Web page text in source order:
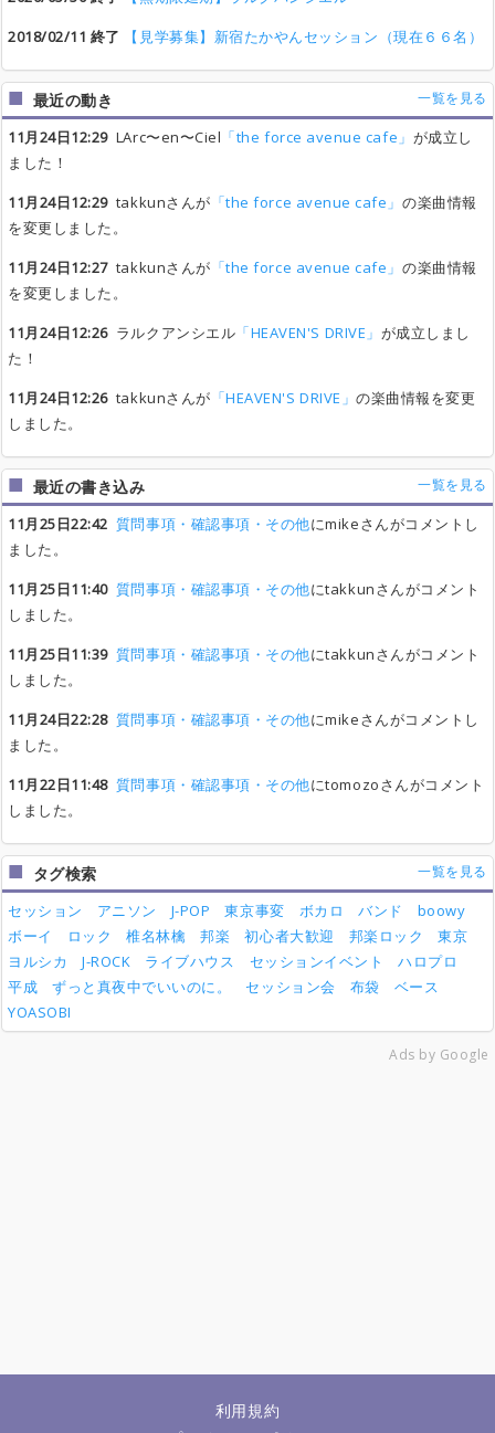
2018/02/11 終了
【見学募集】新宿たかやんセッション（現在６６名）
最近の動き 一覧を見る
11月24日12:29LArc〜en〜Ciel 「the force avenue cafe」 が成立し
ました！
11月24日12:29takkunさんが 「the force avenue cafe」の楽曲情報
を変更しました。
11月24日12:27takkunさんが 「the force avenue cafe」の楽曲情報
を変更しました。
11月24日12:26ラルクアンシエル 「HEAVEN'S DRIVE」 が成立しまし
た！
11月24日12:26takkunさんが 「HEAVEN'S DRIVE」の楽曲情報を変更
しました。
最近の書き込み 一覧を見る
11月25日22:42 質問事項・確認事項・その他にmikeさんがコメントし
ました。
11月25日11:40 質問事項・確認事項・その他にtakkunさんがコメント
しました。
11月25日11:39 質問事項・確認事項・その他にtakkunさんがコメント
しました。
11月24日22:28 質問事項・確認事項・その他にmikeさんがコメントし
ました。
11月22日11:48 質問事項・確認事項・その他にtomozoさんがコメント
しました。
タグ検索 一覧を見る
セッション アニソン J-POP 東京事変 ボカロ バンド
boowy
ボーイ
ロック 椎名林檎 邦楽 初心者大歓迎 邦楽ロック
東京
ヨルシカ
J-ROCK ライブハウス セッションイベント
ハロプロ
平成
ずっと真夜中でいいのに。 セッション会 布袋
ベース
YOASOBI
Ads by Google
利用規約